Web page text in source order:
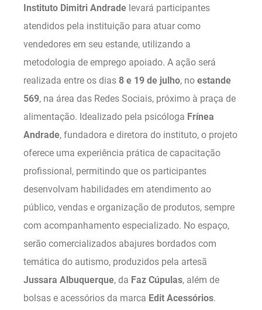
Instituto Dimitri Andrade levará participantes
atendidos pela instituição para atuar como
vendedores em seu estande, utilizando a
metodologia de emprego apoiado. A ação será
realizada entre os dias 8 e 19 de julho, no estande
569, na área das Redes Sociais, próximo à praça de
alimentação. Idealizado pela psicóloga Frínea
Andrade, fundadora e diretora do instituto, o projeto
oferece uma experiência prática de capacitação
profissional, permitindo que os participantes
desenvolvam habilidades em atendimento ao
público, vendas e organização de produtos, sempre
com acompanhamento especializado. No espaço,
serão comercializados abajures bordados com
temática do autismo, produzidos pela artesã
Jussara Albuquerque, da Faz Cúpulas, além de
bolsas e acessórios da marca Edit Acessórios.